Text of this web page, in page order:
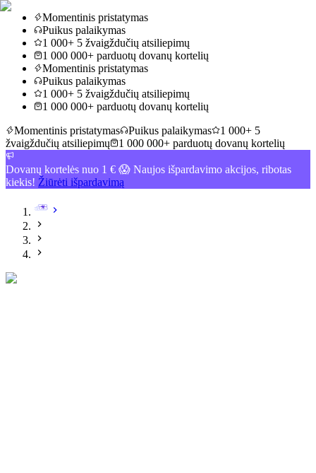
Momentinis pristatymas
Puikus palaikymas
1 000+ 5 žvaigždučių atsiliepimų
1 000 000+ parduotų dovanų kortelių
Momentinis pristatymas
Puikus palaikymas
1 000+ 5 žvaigždučių atsiliepimų
1 000 000+ parduotų dovanų kortelių
Momentinis pristatymas
Puikus palaikymas
1 000+ 5
žvaigždučių atsiliepimų
1 000 000+ parduotų dovanų kortelių
Dovanų kortelės nuo 1 € 😱 Naujos išpardavimo akcijos, ribotas
kiekis! Žiūrėti išpardavimą